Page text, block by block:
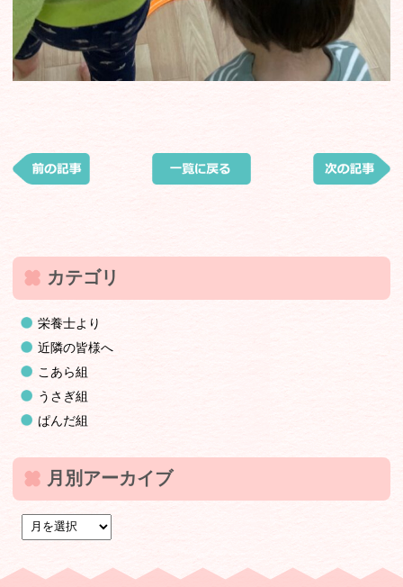
カテゴリ
栄養士より
近隣の皆様へ
こあら組
うさぎ組
ぱんだ組
月別アーカイブ